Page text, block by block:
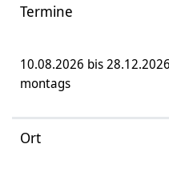
Termine
10.08.2026 bis
montags
Ort